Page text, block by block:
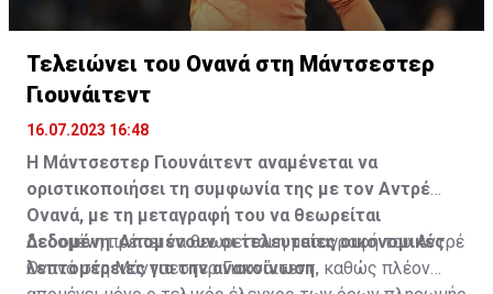
Τελειώνει του Ονανά στη Μάντσεστερ
Γιουνάιτεντ
16.07.2023 16:48
Η Μάντσεστερ Γιουνάιτεντ αναμένεται να
οριστικοποιήσει τη συμφωνία της με τον Αντρέ
Ονανά, με τη μεταγραφή του να θεωρείται
δεδομένη. Απομένουν οι τελευταίες οικονομικές
λεπτομέρειες για την ανακοίνωση.
Δεδομένη πρέπει να θεωρείται η μεταγραφή του Αντρέ
Ονανά στη Μάντσεστερ Γιουνάιτεντ, καθώς πλέον